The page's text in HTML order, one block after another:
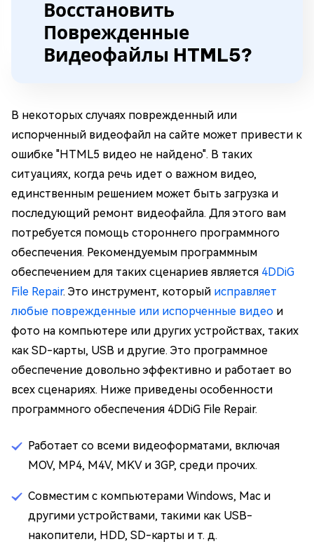
Восстановить
Поврежденные
Видеофайлы HTML5?
В некоторых случаях поврежденный или
испорченный видеофайл на сайте может привести к
ошибке "HTML5 видео не найдено". В таких
ситуациях, когда речь идет о важном видео,
единственным решением может быть загрузка и
последующий ремонт видеофайла. Для этого вам
потребуется помощь стороннего программного
обеспечения. Рекомендуемым программным
обеспечением для таких сценариев является 4DDiG
File Repair. Это инструмент, который исправляет
любые поврежденные или испорченные видео и
фото на компьютере или других устройствах, таких
как SD-карты, USB и другие. Это программное
обеспечение довольно эффективно и работает во
всех сценариях. Ниже приведены особенности
программного обеспечения 4DDiG File Repair.
Работает со всеми видеоформатами, включая
MOV, MP4, M4V, MKV и 3GP, среди прочих.
Совместим с компьютерами Windows, Mac и
другими устройствами, такими как USB-
накопители, HDD, SD-карты и т. д.